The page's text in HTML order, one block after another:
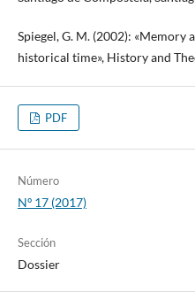
Spiegel, G. M. (2002):
historical time», History and
PDF
Número
Nº 17 (2017)
Sección
Dossier